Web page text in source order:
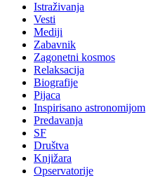
Istraživanja
Vesti
Mediji
Zabavnik
Zagonetni kosmos
Relaksacija
Biografije
Pijaca
Inspirisano astronomijom
Predavanja
SF
Društva
Knjižara
Opservatorije